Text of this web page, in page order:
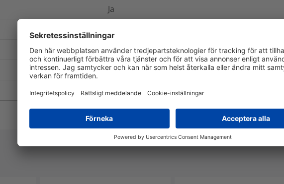
Ja
Ja
Ja
-40°C till +120°C